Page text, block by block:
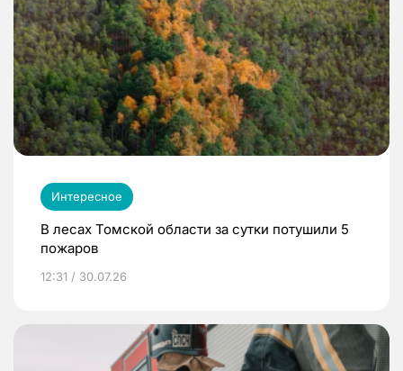
Интересное
В лесах Томской области за сутки потушили 5
пожаров
12:31 / 30.07.26